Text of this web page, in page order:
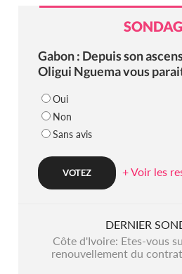
Gabon : Depuis son
Oligui Nguema vous
Oui
Non
Sans avis
+ Voir les
DERNIER
Côte d'Ivoire: Etes-vous
renouvellement du contrat